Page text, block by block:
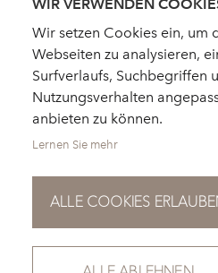
HÄNDLERSUCHE
KATALOGBESTELLUNG
NEWSLETTER
WIR VERWENDEN
Wir setzen Cookies ein, um
Webseiten zu analysieren,
Surfverlaufs, Suchbegriffen
Nutzungsverhalten
anbieten zu können.
Lernen Sie mehr
ALLE COOKIES